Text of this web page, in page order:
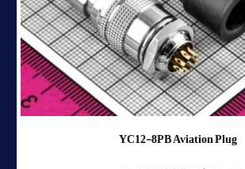
YC12-8PB Aviation Plug